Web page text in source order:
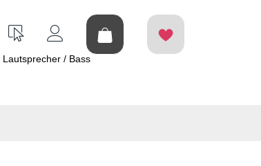
Lautsprecher / Bass